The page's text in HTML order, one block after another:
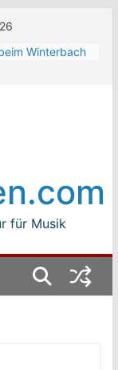
Winterbach
den jazz open
Roma 2026
jazz open
Roma 2026
für Musik